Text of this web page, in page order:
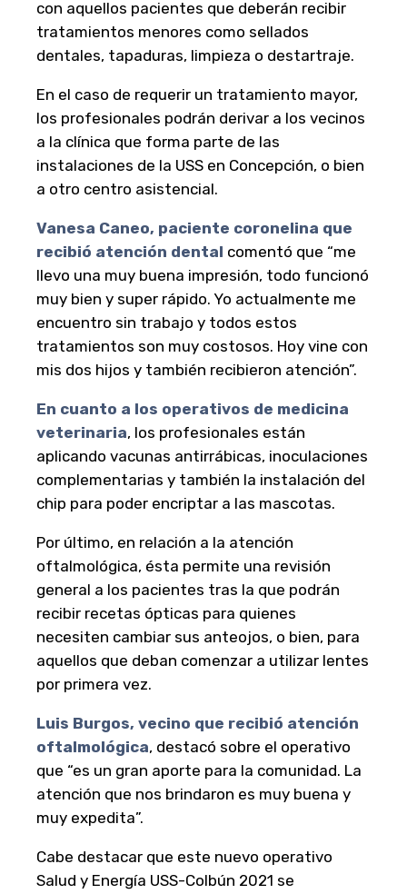
con aquellos pacientes que deberán recibir
tratamientos menores como sellados
dentales, tapaduras, limpieza o destartraje.
En el caso de requerir un tratamiento mayor,
los profesionales podrán derivar a los vecinos
a la clínica que forma parte de las
instalaciones de la USS en Concepción, o bien
a otro centro asistencial.
Vanesa Caneo, paciente coronelina que
recibió atención dental comentó que “me
llevo una muy buena impresión, todo funcionó
muy bien y super rápido. Yo actualmente me
encuentro sin trabajo y todos estos
tratamientos son muy costosos. Hoy vine con
mis dos hijos y también recibieron atención”.
En cuanto a los operativos de medicina
veterinaria, los profesionales están
aplicando vacunas antirrábicas, inoculaciones
complementarias y también la instalación del
chip para poder encriptar a las mascotas.
Por último, en relación a la atención
oftalmológica, ésta permite una revisión
general a los pacientes tras la que podrán
recibir recetas ópticas para quienes
necesiten cambiar sus anteojos, o bien, para
aquellos que deban comenzar a utilizar lentes
por primera vez.
Luis Burgos, vecino que recibió atención
oftalmológica, destacó sobre el operativo
que “es un gran aporte para la comunidad. La
atención que nos brindaron es muy buena y
muy expedita”.
Cabe destacar que este nuevo operativo
Salud y Energía USS-Colbún 2021 se